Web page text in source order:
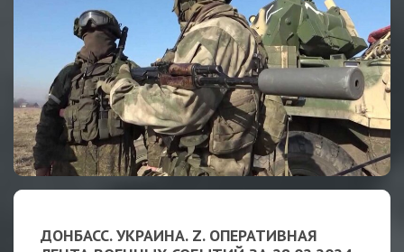
ДОНБАСС. УКРАИНА. Z. ОПЕРАТИВНАЯ